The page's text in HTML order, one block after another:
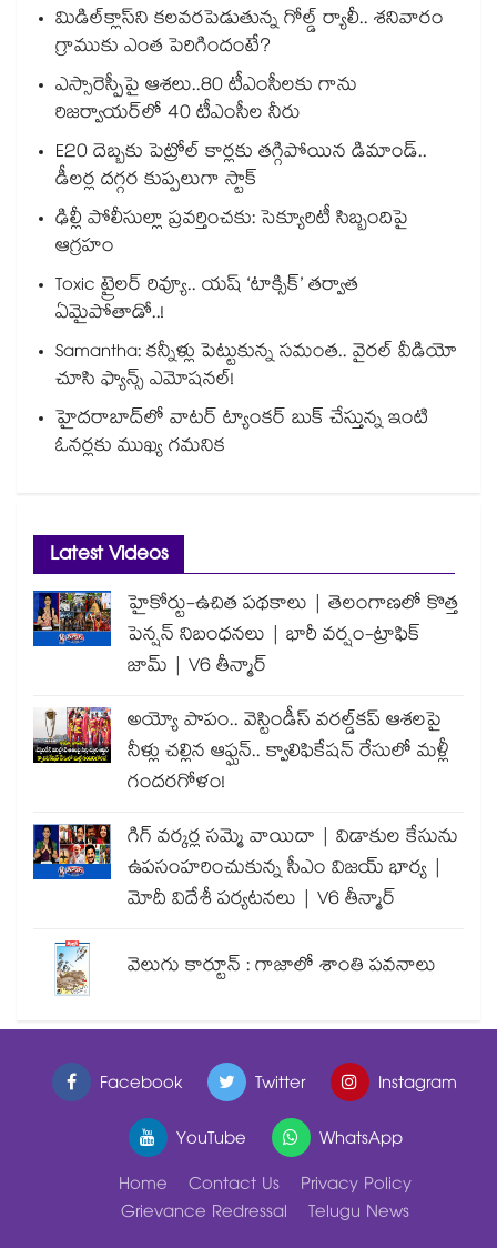
మిడిల్‌క్లాస్‌ని కలవరపెడుతున్న గోల్డ్ ర్యాలీ.. శనివారం
గ్రాముకు ఎంత పెరిగిందంటే?
ఎస్సారెస్పీపై ఆశలు..80 టీఎంసీలకు గాను
రిజర్వాయర్‌‌‌‌‌‌‌‌‌‌‌‌‌‌‌‌లో 40 టీఎంసీల నీరు
E20 దెబ్బకు పెట్రోల్ కార్లకు తగ్గిపోయిన డిమాండ్..
డీలర్ల దగ్గర కుప్పలుగా స్టాక్
ఢిల్లీ పోలీసుల్లా ప్రవర్తించకు: సెక్యూరిటీ సిబ్బందిపై
ఆగ్రహం
Toxic ట్రైలర్ రివ్యూ.. యష్ ‘టాక్సిక్’ తర్వాత
ఏమైపోతాడో..!
Samantha: కన్నీళ్లు పెట్టుకున్న సమంత.. వైరల్ వీడియో
చూసి ఫ్యాన్స్ ఎమోషనల్!
హైదరాబాద్⁪లో వాటర్ ట్యాంకర్ బుక్ చేస్తున్న ఇంటి
ఓనర్లకు ముఖ్య గమనిక
Latest Videos
హైకోర్టు-ఉచిత పథకాలు | తెలంగాణలో కొత్త
పెన్షన్ నిబంధనలు | భారీ వర్షం-ట్రాఫిక్
జామ్ | V6 తీన్మార్
అయ్యో పాపం.. వెస్టిండీస్ వరల్డ్‌కప్ ఆశలపై
నీళ్లు చల్లిన ఆఫ్ఘన్.. క్వాలిఫికేషన్ రేసులో మళ్లీ
గందరగోళం!
గిగ్ వర్కర్ల సమ్మె వాయిదా | విడాకుల కేసును
ఉపసంహరించుకున్న సీఎం విజయ్ భార్య |
మోదీ విదేశీ పర్యటనలు | V6 తీన్మార్
వెలుగు కార్టూన్ : గాజాలో శాంతి పవనాలు
Facebook Twitter
Instagram
YouTube
WhatsApp
Home
Contact Us
Privacy Policy
Grievance Redressal
Telugu News